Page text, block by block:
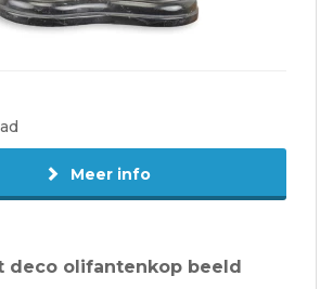
Meer info
deco olifantenkop beeld